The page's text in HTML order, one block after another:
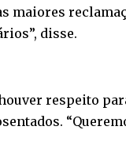
maiores
disse.
respeito